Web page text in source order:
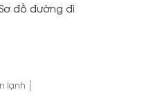
đồ đường đi
lạnh |